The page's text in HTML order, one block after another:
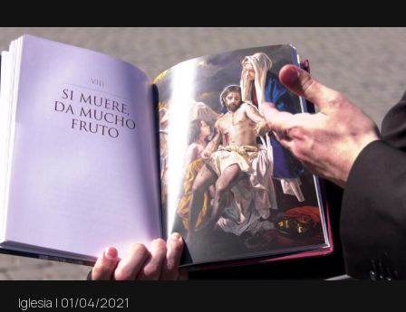
Iglesia | 01/04/2021